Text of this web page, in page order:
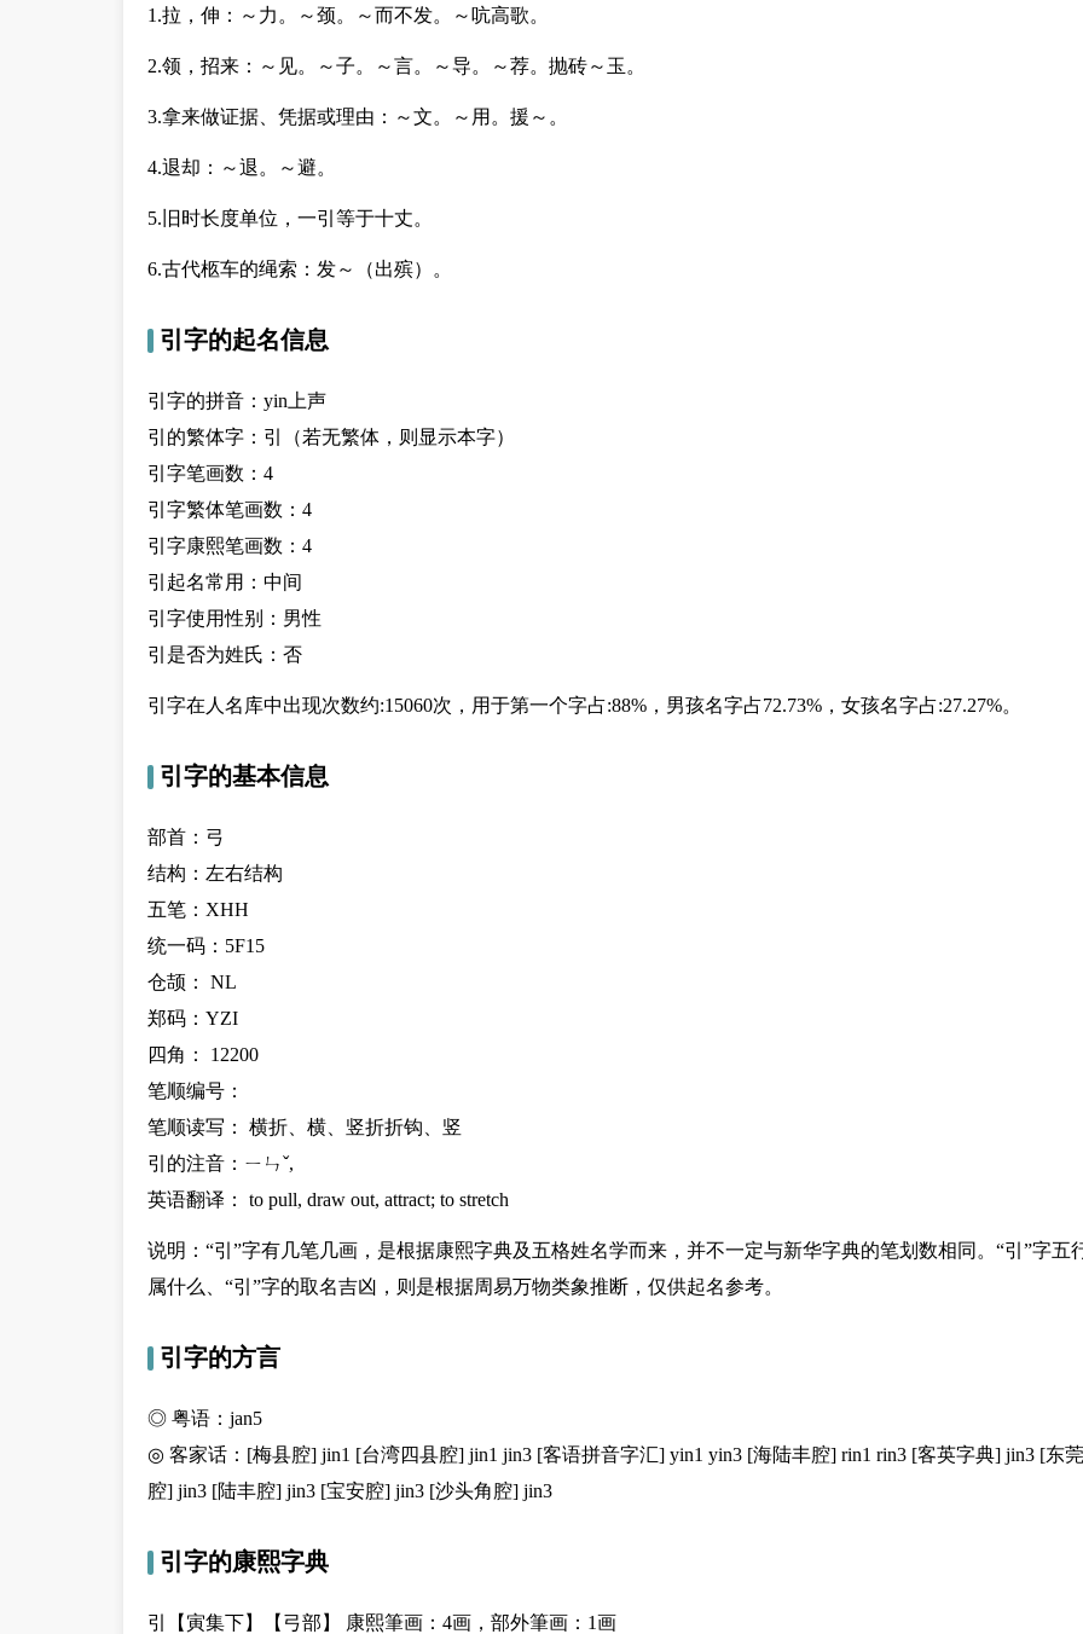
1.拉，伸：～力。～颈。～而不发。～吭高歌。
2.领，招来：～见。～子。～言。～导。～荐。抛砖～玉。
3.拿来做证据、凭据或理由：～文。～用。援～。
4.退却：～退。～避。
5.旧时长度单位，一引等于十丈。
6.古代柩车的绳索：发～（出殡）。
引字的起名信息
引字的拼音：yin上声
引的繁体字：引（若无繁体，则显示本字）
引字笔画数：4
引字繁体笔画数：4
引字康熙笔画数：4
引起名常用：中间
引字使用性别：男性
引是否为姓氏：否
引字在人名库中出现次数约:15060次，用于第一个字占:88%，男孩名字占72.73%，女孩名字占:27.27%。
引字的基本信息
部首：弓
结构：左右结构
五笔：XHH
统一码：5F15
仓颉： NL
郑码：YZI
四角： 12200
笔顺编号：
笔顺读写： 横折、横、竖折折钩、竖
引的注音：ㄧㄣˇ,
英语翻译： to pull, draw out, attract; to stretch
说明：“引”字有几笔几画，是根据康熙字典及五格姓名学而来，并不一定与新华字典的笔划数相同。“引”字五
属什么、“引”字的取名吉凶，则是根据周易万物类象推断，仅供起名参考。
引字的方言
◎ 粤语：jan5
◎ 客家话：[梅县腔] jin1 [台湾四县腔] jin1 jin3 [客语拼音字汇] yin1 yin3 [海陆丰腔] rin1 rin3 [客英字典] jin3 [东莞
腔] jin3 [陆丰腔] jin3 [宝安腔] jin3 [沙头角腔] jin3
引字的康熙字典
引【寅集下】【弓部】 康熙筆画：4画，部外筆画：1画